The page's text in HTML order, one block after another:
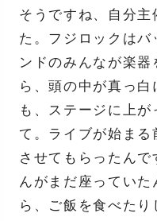
そうですね、自分主
た。フジロックは
ンドのみんなが楽
ら、頭の中が真っ
も、ステージに上
て。ライブが始まる
させてもらったんで
んがまだ座ってい
ら、ご飯を食べた